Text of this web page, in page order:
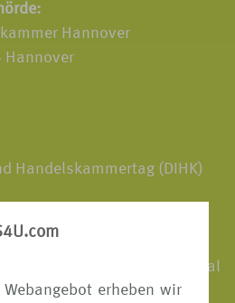
erheben wir
Hannover
Hannover
310 70
Handelskammertag (DIHK)
Berlin
Mobilfunkpreise maximal